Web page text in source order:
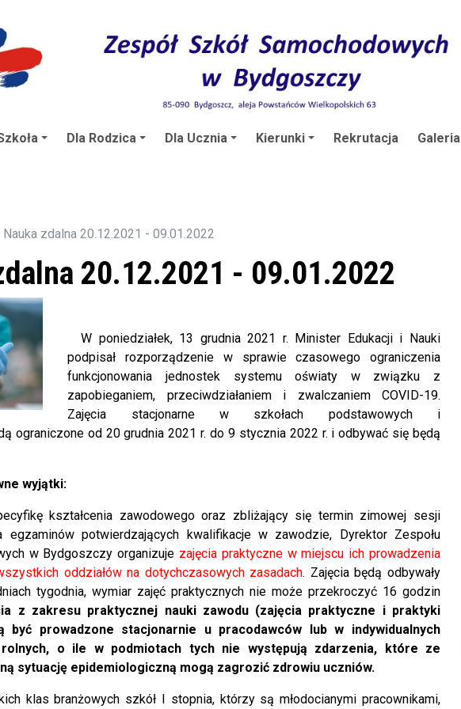
Dla Rodzica Dla Ucznia Kierunki Rekrutacja Galeria
Nauka zdalna 20.12.2021 - 09.01.2022
20.12.2021 - 09.01.2022
W poniedziałek, 13 grudnia 2021 r. Minister Edukacji i Nauki
podpisał rozporządzenie w sprawie czasowego ograniczenia
funkcjonowania jednostek systemu oświaty w związku z
zapobieganiem, przeciwdziałaniem i zwalczaniem COVID-19.
Zajęcia stacjonarne w szkołach podstawowych i
ograniczone od 20 grudnia 2021 r. do 9 stycznia 2022 r. i odbywać się będą
wyjątki:
kształcenia zawodowego oraz zbliżający się termin zimowej sesji
egzaminów potwierdzających kwalifikacje w zawodzie, Dyrektor Zespołu
w Bydgoszczy organizuje zajęcia praktyczne w miejscu ich prowadzenia
oddziałów na dotychczasowych zasadach. Zajęcia będą odbywały
tygodnia, wymiar zajęć praktycznych nie może przekroczyć 16 godzin
z zakresu praktycznej nauki zawodu (zajęcia praktyczne i praktyki
być prowadzone stacjonarnie u pracodawców lub w indywidualnych
rolnych, o ile w podmiotach tych nie występują zdarzenia, które ze
sytuację epidemiologiczną mogą zagrozić zdrowiu uczniów.
klas branżowych szkół I stopnia, którzy są młodocianymi pracownikami,